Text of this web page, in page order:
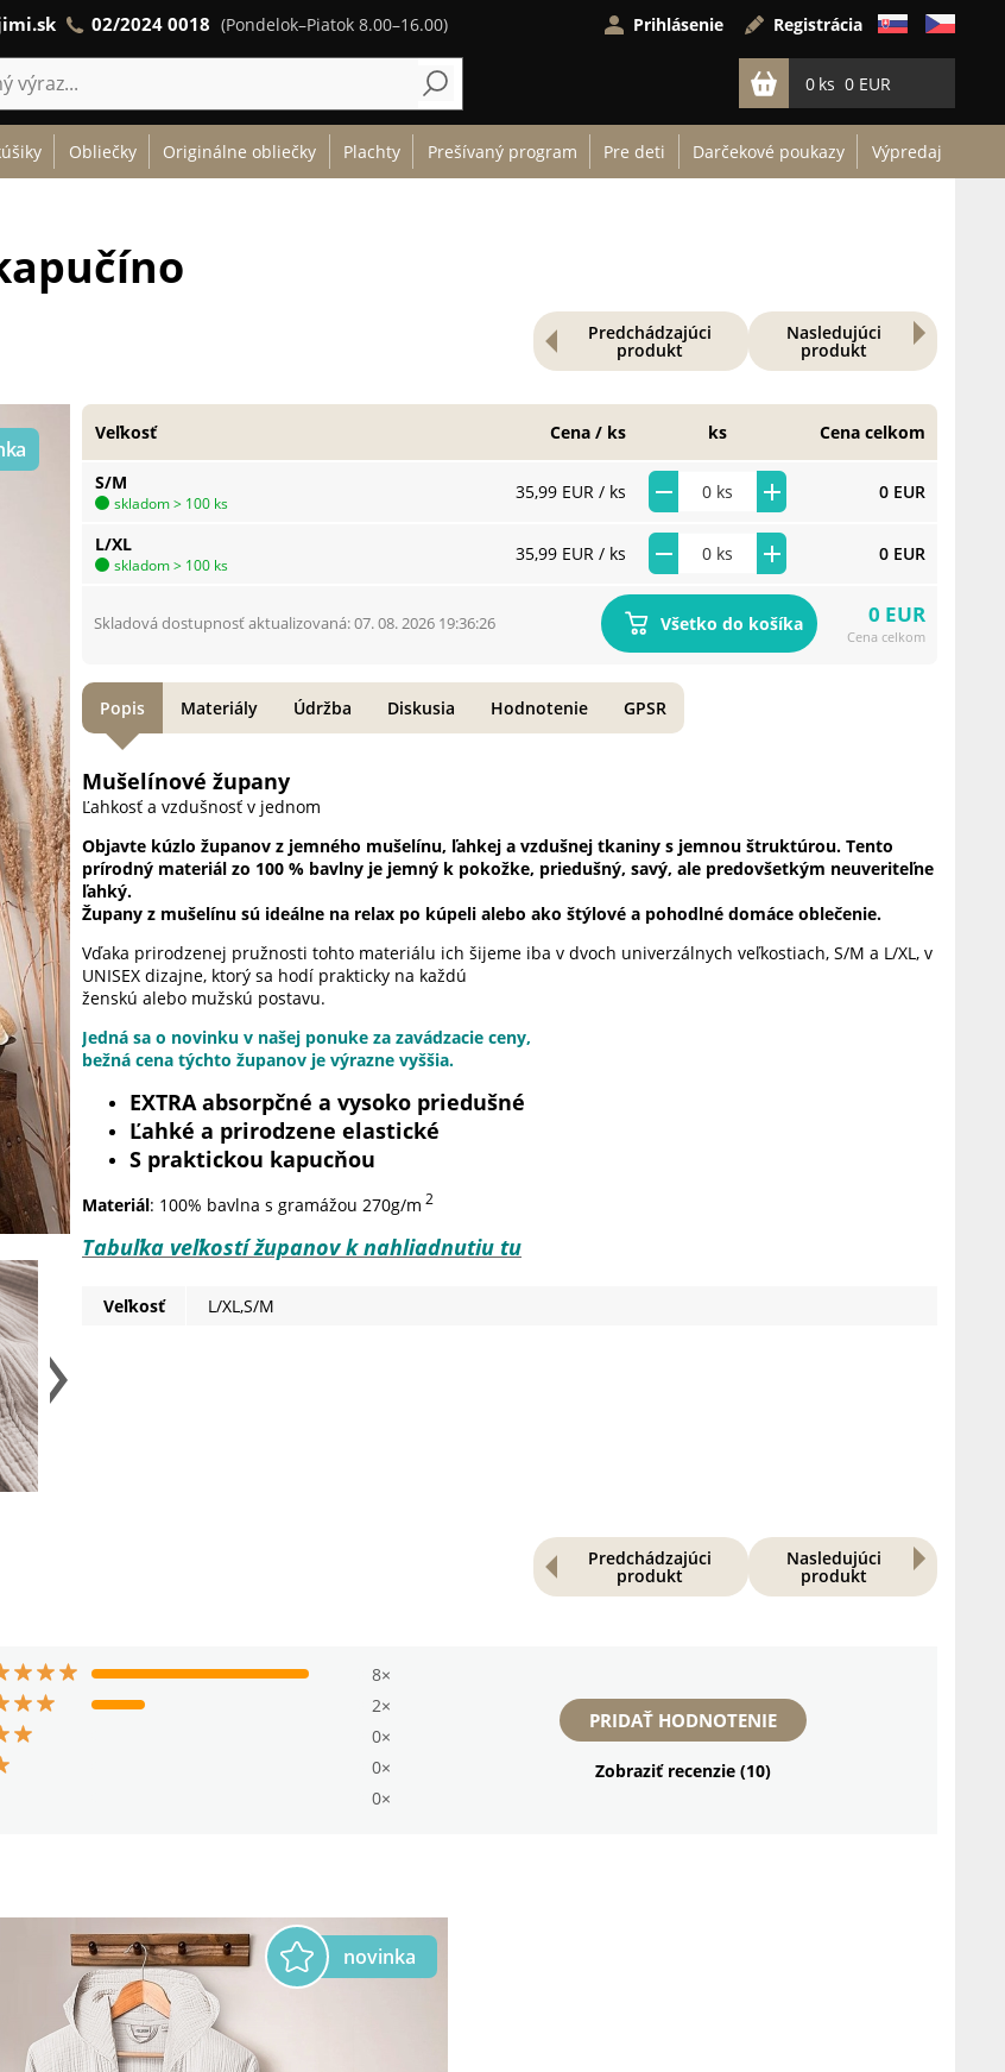
02/2024 0018 (Pondelok–Piatok 8.00–16.00) Prihlásenie Registrácia
0 0 EUR
Obliečky Originálne obliečky Plachty Prešívaný program Pre deti Darčekové poukazy Výpredaj
Predchádzajúci
produkt
Nasledujúci
produkt
S/M 35,99 EUR / ks 0 EUR
skladom > 100 ks
L/XL 35,99 EUR / ks 0 EUR
skladom > 100 ks
Veľkosť Cena / ks ks Cena celkom
Skladová dostupnosť aktualizovaná: 07. 08. 2026 19:36:26 Všetko do košíka 0 EUR
Cena celkom
Mušelínové župany
Ľahkosť a vzdušnosť v jednom
Objavte kúzlo županov z jemného mušelínu, ľahkej a vzdušnej tkaniny s jemnou štruktúrou. Tento
prírodný materiál zo 100 % bavlny je jemný k pokožke, priedušný, savý, ale predovšetkým neuveriteľne
ľahký.
Župany z mušelínu sú ideálne na relax po kúpeli alebo ako štýlové a pohodlné domáce oblečenie.
Vďaka prirodzenej pružnosti tohto materiálu ich šijeme iba v dvoch univerzálnych veľkostiach, S/M a L/XL, v
UNISEX dizajne, ktorý sa hodí prakticky na každú
ženskú alebo mužskú postavu.
Jedná sa o novinku v našej ponuke za zavádzacie ceny,
bežná cena týchto županov je výrazne vyššia.
EXTRA absorpčné a vysoko priedušné
Ľahké a prirodzene elastické
S praktickou kapucňou
Materiál: 100% bavlna s gramážou 270g/m 2
Tabuľka veľkostí županov k nahliadnutiu tu
Veľkosť L/XL,S/M
Popis Materiály Údržba Diskusia Hodnotenie GPSR
Predchádzajúci
produkt
Nasledujúci
produkt
8×
2×
0×
0×
0×
PRIDAŤ HODNOTENIE
Zobraziť recenzie (10)